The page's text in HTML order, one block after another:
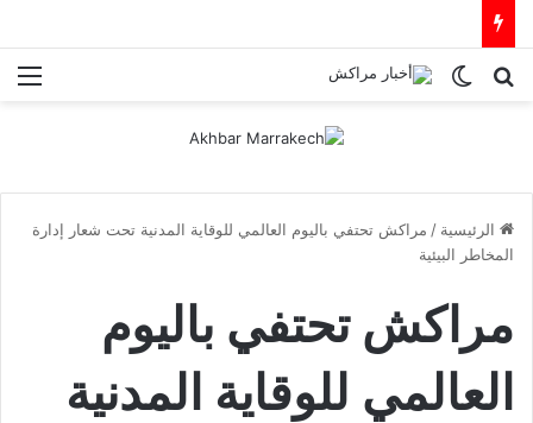
بحث عنالوضع المظلم
الرئيسية / مراكش تحتفي باليوم العالمي للوقاية المدنية تحت شعار إدارة
المخاطر البيئية
مراكش تحتفي باليوم
العالمي للوقاية المدنية